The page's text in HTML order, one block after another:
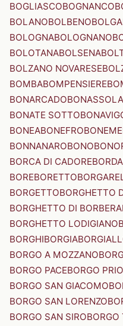
BOGLIASCOBOGNANCO
BOLANOBOLBENO
BOLOGNABOLOGNANO
BOLOTANABOLSENA
BOLZANO NOVARESE
BOMBABOMPENSIERE
BONARCADOBONASSOLA
BONATE SOTTO
BONEABONEFRO
BONNANAROBONO
BORCA DI CADORE
BOREBORETTO
BORGETTOBORGHETTO
BORGHETTO DI BORBERA
BORGHETTO LODIGIANO
BORGHIBORGIA
BORGO A MOZZANO
BORGO PACEBORGO
BORGO SAN GIACOMO
BORGO SAN LORENZO
BORGO SAN SIROBORGO